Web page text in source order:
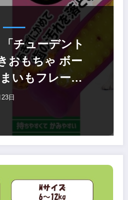
チューデント
おもちゃ ボー
いもフレーバ
サイズ追加
日